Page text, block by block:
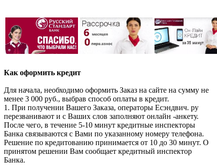
Как оформить кредит
Для начала, необходимо оформить Заказ на сайте на сумму не
менее 3 000 руб., выбрав способ оплаты в кредит.
1. При получении Вашего Заказа, операторы Есэндвич. ру
перезванивают и с Ваших слов заполняют онлайн -анкету.
После чего, в течение 5-10 минут кредитные инспекторы
Банка связываются с Вами по указанному номеру телефона.
Решение по кредитованию принимается от 10 до 30 минут. О
принятом решении Вам сообщает кредитный инспектор
Банка.